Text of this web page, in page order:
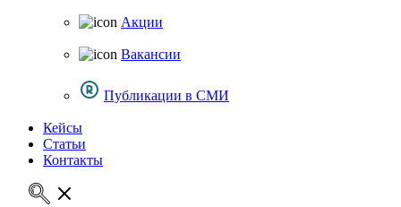
Акции
Вакансии
Публикации в СМИ
Кейсы
Статьи
Контакты